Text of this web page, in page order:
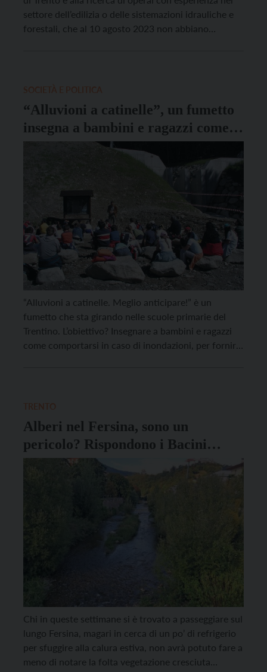
settore dell’edilizia o delle sistemazioni idrauliche e
forestali, che al 10 agosto 2023 non abbiano
“Alluvioni a catinelle”, un fumetto
insegna a bambini e ragazzi come
comportarsi in caso di inondazione
“Alluvioni a catinelle. Meglio anticipare!” è un
fumetto che sta girando nelle scuole primarie del
Trentino. L’obiettivo? Insegnare a bambini e ragazzi
come comportarsi in caso di inondazioni, per fornire
Alberi nel Fersina, sono un
pericolo? Rispondono i Bacini
Montani
Chi in queste settimane si è trovato a passeggiare sul
lungo Fersina, magari in cerca di un po’ di refrigerio
per sfuggire alla calura estiva, non avrà potuto fare a
meno di notare la folta vegetazione cresciuta